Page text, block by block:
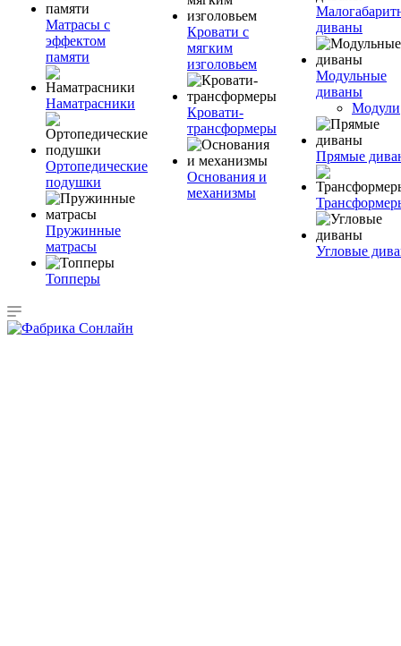
Матрасы с
эффектом
памяти
Наматрасники
Ортопедические
подушки
Пружинные
матрасы
Топперы
Кровати с
мягким
изголовьем
Кровати-
трансформеры
Основания и
механизмы
диваны
Модульные
диваны
Модули
Прямые
Угловые